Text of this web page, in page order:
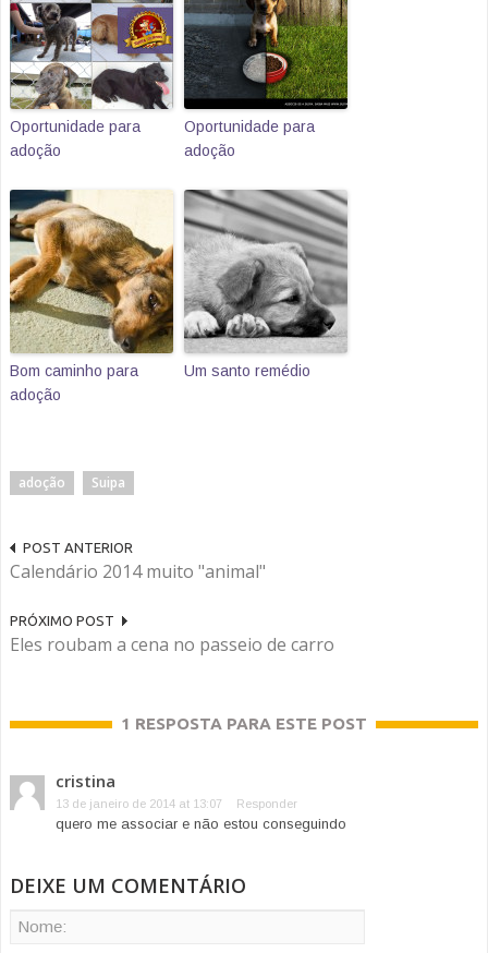
Oportunidade para
adoção
Oportunidade para
adoção
Bom caminho para
adoção
Um santo remédio
adoção Suipa
POST ANTERIOR
Calendário 2014 muito "animal"
PRÓXIMO POST
Eles roubam a cena no passeio de carro
1 RESPOSTA PARA ESTE POST
cristina
13 de janeiro de 2014 at 13:07 Responder
quero me associar e não estou conseguindo
DEIXE UM COMENTÁRIO